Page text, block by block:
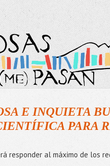
E INQUIETA
PARA
responder al máximo de los